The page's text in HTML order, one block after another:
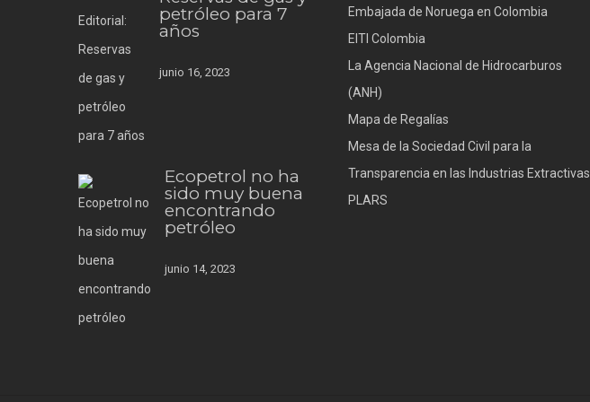
petróleo para 7
años
junio 16, 2023
Ecopetrol no ha
sido muy buena
encontrando
petróleo
junio 14, 2023
Embajada de Noruega en Colombia
EITI Colombia
La Agencia Nacional de Hidrocarburos
(ANH)
Mapa de Regalías
Mesa de la Sociedad Civil para la
Transparencia en las Industrias Extractivas
PLARS